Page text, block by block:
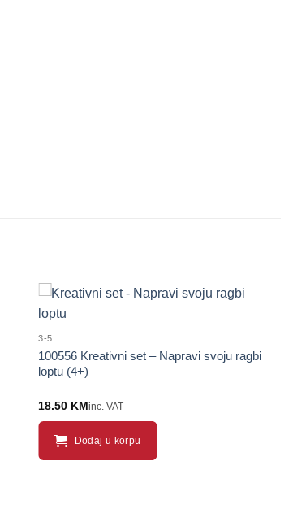
3-5
100556 Kreativni set – Napravi svoju ragbi
loptu (4+)
18.50 KMinc. VAT
Dodaj u korpu